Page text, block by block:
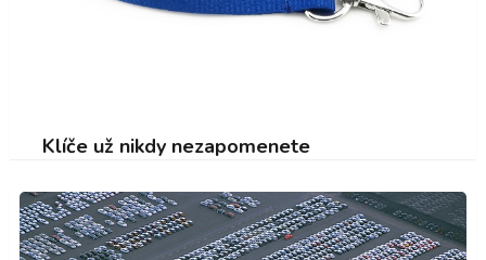
Klíče už nikdy nezapomenete